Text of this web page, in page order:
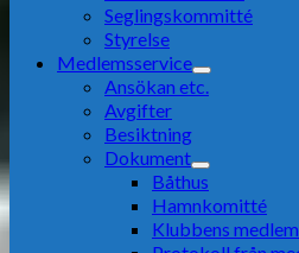
Seglingskommitté
Styrelse
Medlemsservice
Ansökan etc.
Avgifter
Besiktning
Dokument
Båthus
Hamnkomitté
Klubbens